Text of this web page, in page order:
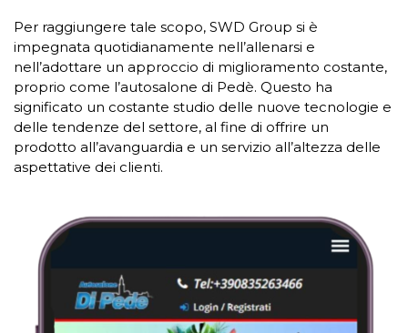
Per raggiungere tale scopo, SWD Group si è
impegnata quotidianamente nell’allenarsi e
nell’adottare un approccio di miglioramento costante,
proprio come l’autosalone di Pedè. Questo ha
significato un costante studio delle nuove tecnologie e
delle tendenze del settore, al fine di offrire un
prodotto all’avanguardia e un servizio all’altezza delle
aspettative dei clienti.